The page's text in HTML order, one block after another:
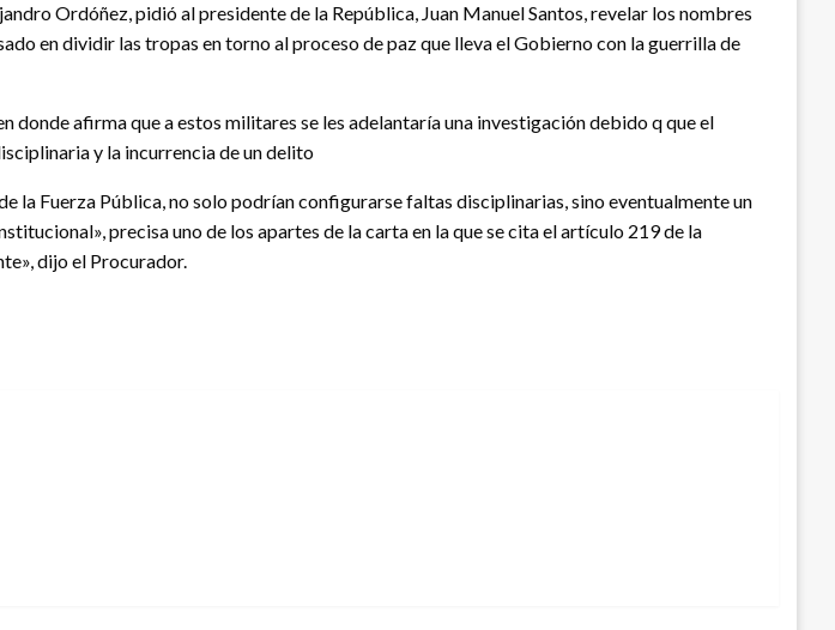
Ordóñez, pidió al presidente de la República, Juan Manuel Santos, revelar los nombres
en dividir las tropas en torno al proceso de paz que lleva el Gobierno con la guerrilla de
afirma que a estos militares se les adelantaría una investigación debido q que el
y la incurrencia de un delito
la Fuerza Pública, no solo podrían configurarse faltas disciplinarias, sino eventualmente un
precisa uno de los apartes de la carta en la que se cita el artículo 219 de la
dijo el Procurador.